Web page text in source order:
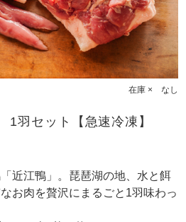
在庫 × なし
セット【急速冷凍】
近江鴨」。琵琶湖の地、水と餌
お肉を贅沢にまるごと1羽味わっ